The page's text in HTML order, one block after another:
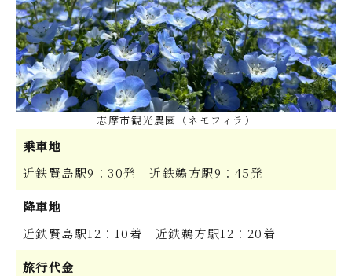
志摩市観光農園（ネモフィラ）
乗車地
近鉄賢島駅9：30発 近鉄鵜方駅9：45発
降車地
近鉄賢島駅12：10着 近鉄鵜方駅12：20着
旅行代金